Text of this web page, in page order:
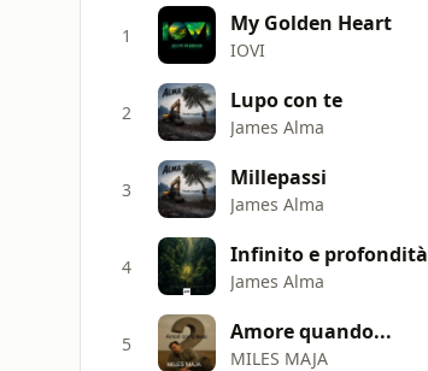
1 My Golden Heart
IOVI
2 Lupo con te
James Alma
3 Millepassi
James Alma
4 Infinito e profondità
James Alma
5 Amore quando...
MILES MAJA